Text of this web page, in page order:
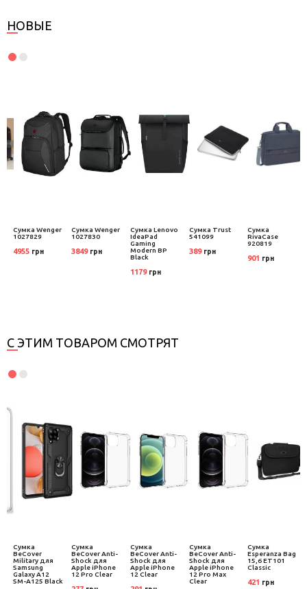
НОВЫЕ
Сумка Wenger
1027829
4955 грн
Сумка Wenger
1027830
3849 грн
Сумка Lenovo
IdeaPad
Gaming
Modern BP
Black
1179 грн
Сумка Trust
541099
389 грн
Сумка
RivaCase
920819
901 грн
С ЭТИМ ТОВАРОМ СМОТРЯТ
Сумка
BeCover
Military для
Samsung
Galaxy A12
SM-A125 Black
Сумка
BeCover Anti-
Shock для
Apple iPhone
12 Pro Clear
Сумка
BeCover Anti-
Shock для
Apple iPhone
12 Clear
Сумка
BeCover Anti-
Shock для
Apple iPhone
12 Pro Max
Clear
Сумка
Esperanza Bag
15,6 ET101
Classic
421 грн